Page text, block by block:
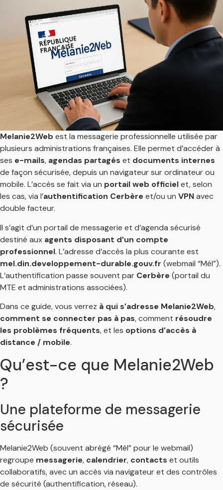
Melanie2Web est la messagerie professionnelle utilisée par
plusieurs administrations françaises. Elle permet d’accéder à
ses e-mails, agendas partagés et documents internes
de façon sécurisée, depuis un navigateur sur ordinateur ou
mobile. L’accès se fait via un portail web officielet, selon
les cas, via l’authentification Cerbère et/ou un VPNavec
double facteur.
Il s’agit d’un portail de messagerie et d’agenda sécurisé
destiné aux agents disposant d’un compte
professionnel. L’adresse d’accès la plus courante est
mel.din.developpement-durable.gouv.fr (webmail “Mél”).
L’authentification passe souvent par Cerbère (portail du
MTE et administrations associées).
Dans ce guide, vous verrez à qui s’adresse Melanie2Web,
comment se connecter pas à pas, comment résoudre
les problèmes fréquents, et les options d’accès à
distance / mobile.
Qu’est-ce que Melanie2Web
?
Une plateforme de messagerie
sécurisée
Melanie2Web (souvent abrégé “Mél” pour le webmail)
regroupe messagerie, calendrier, contacts et outils
collaboratifs, avec un accès via navigateur et des contrôles
de sécurité (authentification, réseau).